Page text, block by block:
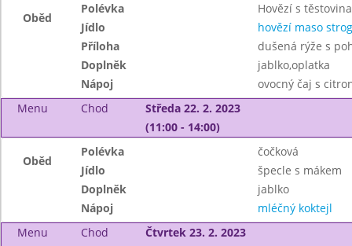
Oběd
Polévka
Hovězí s
Jídlo
hovězí maso
Příloha
dušená rýže s
Doplněk
jablko,oplatka
Nápoj
ovocný čaj s
Menu
Chod
Středa 22. 2. 2023
(11:00 - 14:00)
Oběd
Polévka
čočková
Jídlo
špecle s mákem
Doplněk
jablko
Nápoj
mléčný koktejl
Menu
Chod
Čtvrtek 23. 2. 2023